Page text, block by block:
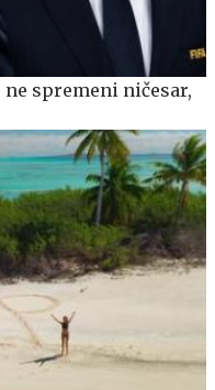
spremeni ničesar,